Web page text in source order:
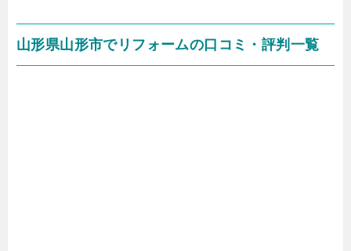
山形県山形市でリフォームの口コミ・評判一覧